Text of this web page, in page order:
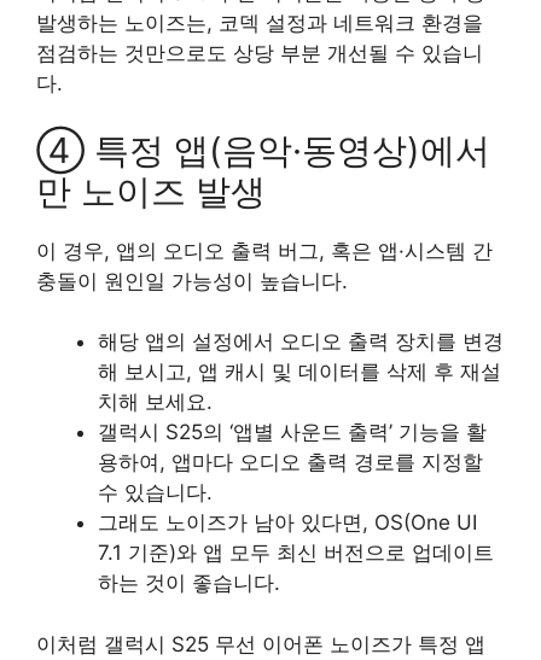
발생하는 노이즈는, 코덱 설정과 네트워크 환경을
점검하는 것만으로도 상당 부분 개선될 수 있습니
다.
④ 특정 앱(음악·동영상)에서
만 노이즈 발생
이 경우, 앱의 오디오 출력 버그, 혹은 앱·시스템 간
충돌이 원인일 가능성이 높습니다.
해당 앱의 설정에서 오디오 출력 장치를 변경
해 보시고, 앱 캐시 및 데이터를 삭제 후 재설
치해 보세요.
갤럭시 S25의 ‘앱별 사운드 출력’ 기능을 활
용하여, 앱마다 오디오 출력 경로를 지정할
수 있습니다.
그래도 노이즈가 남아 있다면, OS(One UI
7.1 기준)와 앱 모두 최신 버전으로 업데이트
하는 것이 좋습니다.
이처럼 갤럭시 S25 무선 이어폰 노이즈가 특정 앱